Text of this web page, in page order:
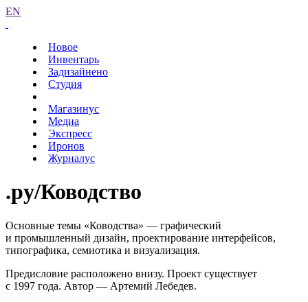
EN
Новое
Инвентарь
Задизайнено
Студия
Магазинус
Медиа
Экспресс
Иронов
Журналус
.ру/Ководство
Основные темы «Ководства» — графический
и промышленный дизайн, проектирование интерфейсов,
типографика, семиотика и визуализация.
Предисловие расположено внизу. Проект существует
с 1997 года. Автор — Артемий Лебедев.